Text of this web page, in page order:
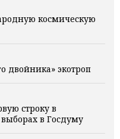
космическую
двойника» экотроп
строку в
в Госдуму